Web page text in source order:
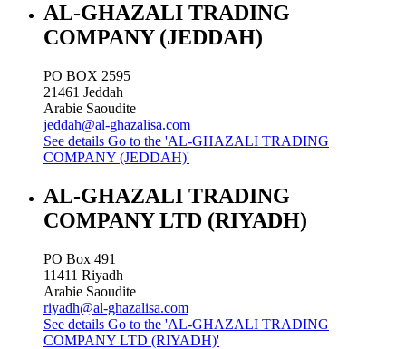
AL-GHAZALI TRADING
COMPANY (JEDDAH)
PO BOX 2595
21461 Jeddah
Arabie Saoudite
jeddah@al-ghazalisa.com
See details Go to the 'AL-GHAZALI TRADING
COMPANY (JEDDAH)'
AL-GHAZALI TRADING
COMPANY LTD (RIYADH)
PO Box 491
11411 Riyadh
Arabie Saoudite
riyadh@al-ghazalisa.com
See details Go to the 'AL-GHAZALI TRADING
COMPANY LTD (RIYADH)'